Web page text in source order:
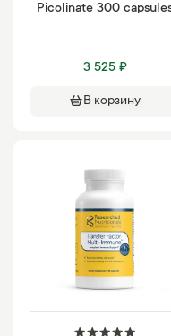
Picolinate 300
3 525 ₽
В корзину